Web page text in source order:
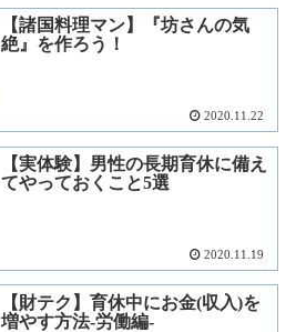
【諸国料理マン】『坊さんの気
絶』を作ろう！
2020.11.22
【実体験】男性の長期育休に備え
てやっておくこと5選
2020.11.19
【財テク】育休中にお金(収入)を
増やす方法-労働編-